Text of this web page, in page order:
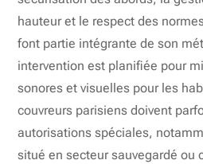
hauteur et le respect des
font partie intégrante de son
intervention est planifiée pour
sonores et visuelles pour les
couvreurs parisiens doivent
autorisations spéciales,
situé en secteur sauvegardé ou